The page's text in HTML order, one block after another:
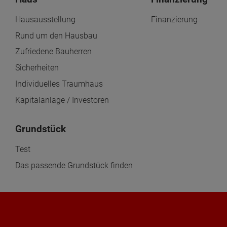
Hausausstellung
Rund um den Hausbau
Zufriedene Bauherren
Sicherheiten
Individuelles Traumhaus
Kapitalanlage / Investoren
Grundstück
Test
Das passende Grundstück finden
Finanzierung